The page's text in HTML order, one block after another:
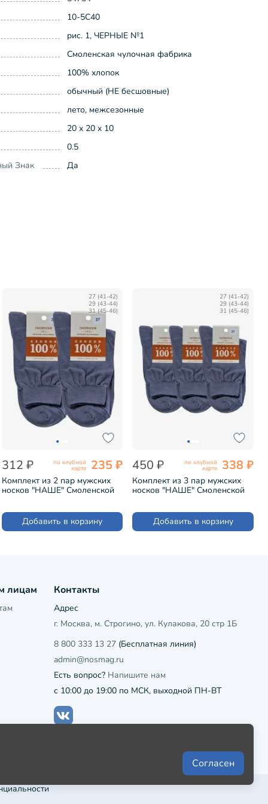
10-5С40
рис. 1, ЧЕРНЫЕ №1
Смоленская чулочная фабрика
100% хлопок
обычный (НЕ бесшовные)
лето, межсезонные
20 x 20 x 10
0.5
Знак
Да
27 (41-42)
29 (43-44)
31 (45-46)
312 ₽ по клубной
карте 235 ₽
Комплект из 2 пар мужских
носков "НАШЕ" Смоленской
хлопка рис. 1, АНТРАЦИТ
№53-1 (2-5С40)
Добавить в корзину
27 (41-42)
29 (43-44)
31 (45-46)
450 ₽ по клубной
карте 338 ₽
Комплект из 3 пар мужских
носков "НАШЕ" Смоленской
хлопка рис. 1, АНТРАЦИТ
№53-1 (3-5С40)
Добавить в корзину
лицам Контакты
Адрес
г. Москва, м. Строгино, ул. Кулакова, 20 стр 1Б
8 800 333 13 27(Бесплатная линия)
admin@nosmag.ru
Есть вопрос? Напишите нам
с 10:00 до 19:00 по МСК, выходной ПН-ВТ
Согласен